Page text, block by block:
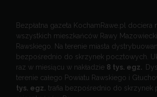
Bezpłatna gazeta KochamRawe.pl dociera
wszystkich mieszkańców Rawy
Rawskiego. Na terenie miasta
bezpośrednio do skrzynek pocztowych.
raz w miesiącu w nakładzie 8 tys. egz.
terenie całego Powiatu Rawskiego i
tys. egz. trafia bezpośrednio do skrzynek